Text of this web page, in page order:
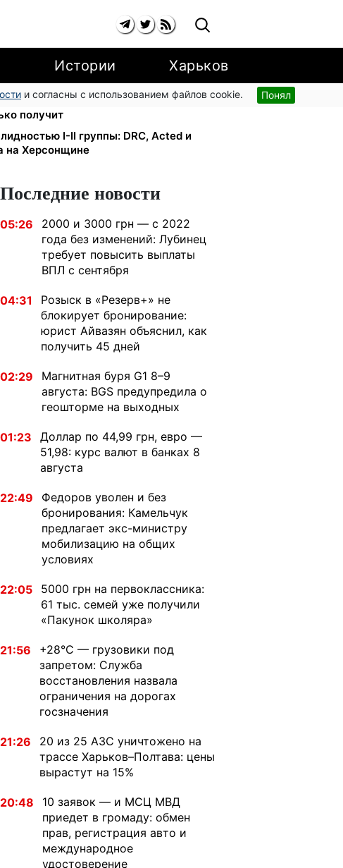
Истории Харьков
и согласны с использованием файлов cookie. Понял
с 1 сентября: от 2595 до
получит
I-II группы: DRC, Acted и
на Херсонщине
Последние новости
05:26
2000 и 3000 грн — с 2022
года без изменений: Лубинец
требует повысить выплаты
ВПЛ с сентября
04:31
Розыск в «Резерв+» не
блокирует бронирование:
юрист Айвазян объяснил, как
получить 45 дней
02:29
Магнитная буря G1 8–9
августа: BGS предупредила о
геошторме на выходных
01:23
Доллар по 44,99 грн, евро —
51,98: курс валют в банках 8
августа
22:49
Федоров уволен и без
бронирования: Камельчук
предлагает экс-министру
мобилизацию на общих
условиях
22:05
5000 грн на первоклассника:
61 тыс. семей уже получили
«Пакунок школяра»
21:56
+28°C — грузовики под
запретом: Служба
восстановления назвала
ограничения на дорогах
госзначения
21:26
20 из 25 АЗС уничтожено на
трассе Харьков–Полтава: цены
вырастут на 15%
20:48
10 заявок — и МСЦ МВД
приедет в громаду: обмен
прав, регистрация авто и
международное
удостоверение